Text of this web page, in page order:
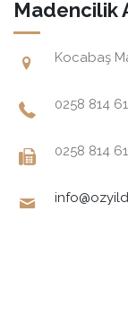
Madencilik
Kocabaş
0258 814
0258 814